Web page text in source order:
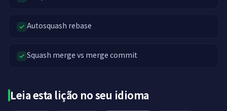
Autosquash rebase
Squash merge vs merge commit
Leia esta lição no seu idioma